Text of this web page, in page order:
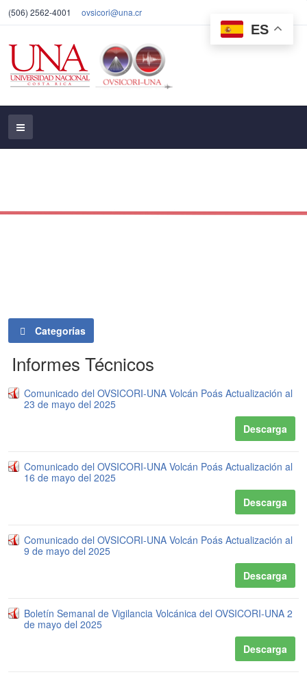
(506) 2562-4001 ovsicori@una.cr
ES
Categorías
Informes Técnicos
Comunicado del OVSICORI-UNA Volcán Poás Actualización al
23 de mayo del 2025
Descarga
Comunicado del OVSICORI-UNA Volcán Poás Actualización al
16 de mayo del 2025
Descarga
Comunicado del OVSICORI-UNA Volcán Poás Actualización al
9 de mayo del 2025
Descarga
Boletín Semanal de Vigilancia Volcánica del OVSICORI-UNA 2
de mayo del 2025
Descarga